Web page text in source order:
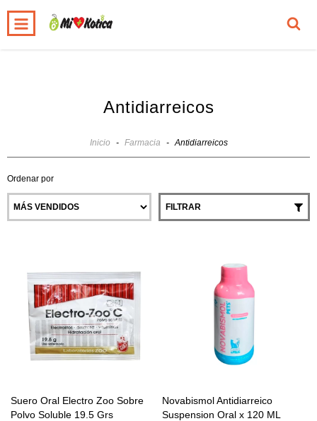
INICIO 0
Antidiarreicos
Inicio - Farmacia - Antidiarreicos
Ordenar por
FILTRAR
Suero Oral Electro Zoo Sobre
Polvo Soluble 19.5 Grs
Novabismol Antidiarreico
Suspension Oral x 120 ML